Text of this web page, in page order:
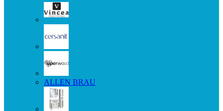
ALLEN BRAU